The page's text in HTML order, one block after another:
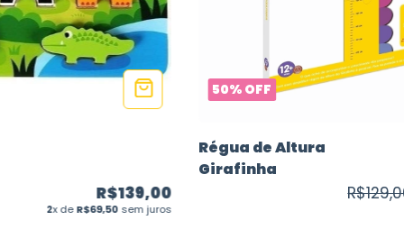
R$139,00
2x deR$69,50 sem juros
50% OFF
Régua de Altura
Girafinha